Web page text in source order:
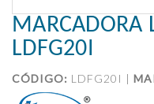
MARCADORA
LDFG20I
CÓDIGO: LDFG20I |